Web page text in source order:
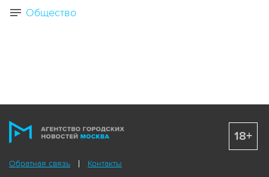
Общество
Обратная связь Контакты
18+